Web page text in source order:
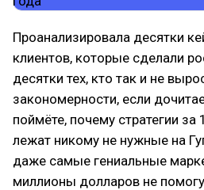
Проанализировала десятки
клиентов, которые сделали
десятки тех, кто так и не
закономерности, если
поймёте, почему стратегии
лежат никому не нужные на
даже самые гениальные
миллионы долларов не